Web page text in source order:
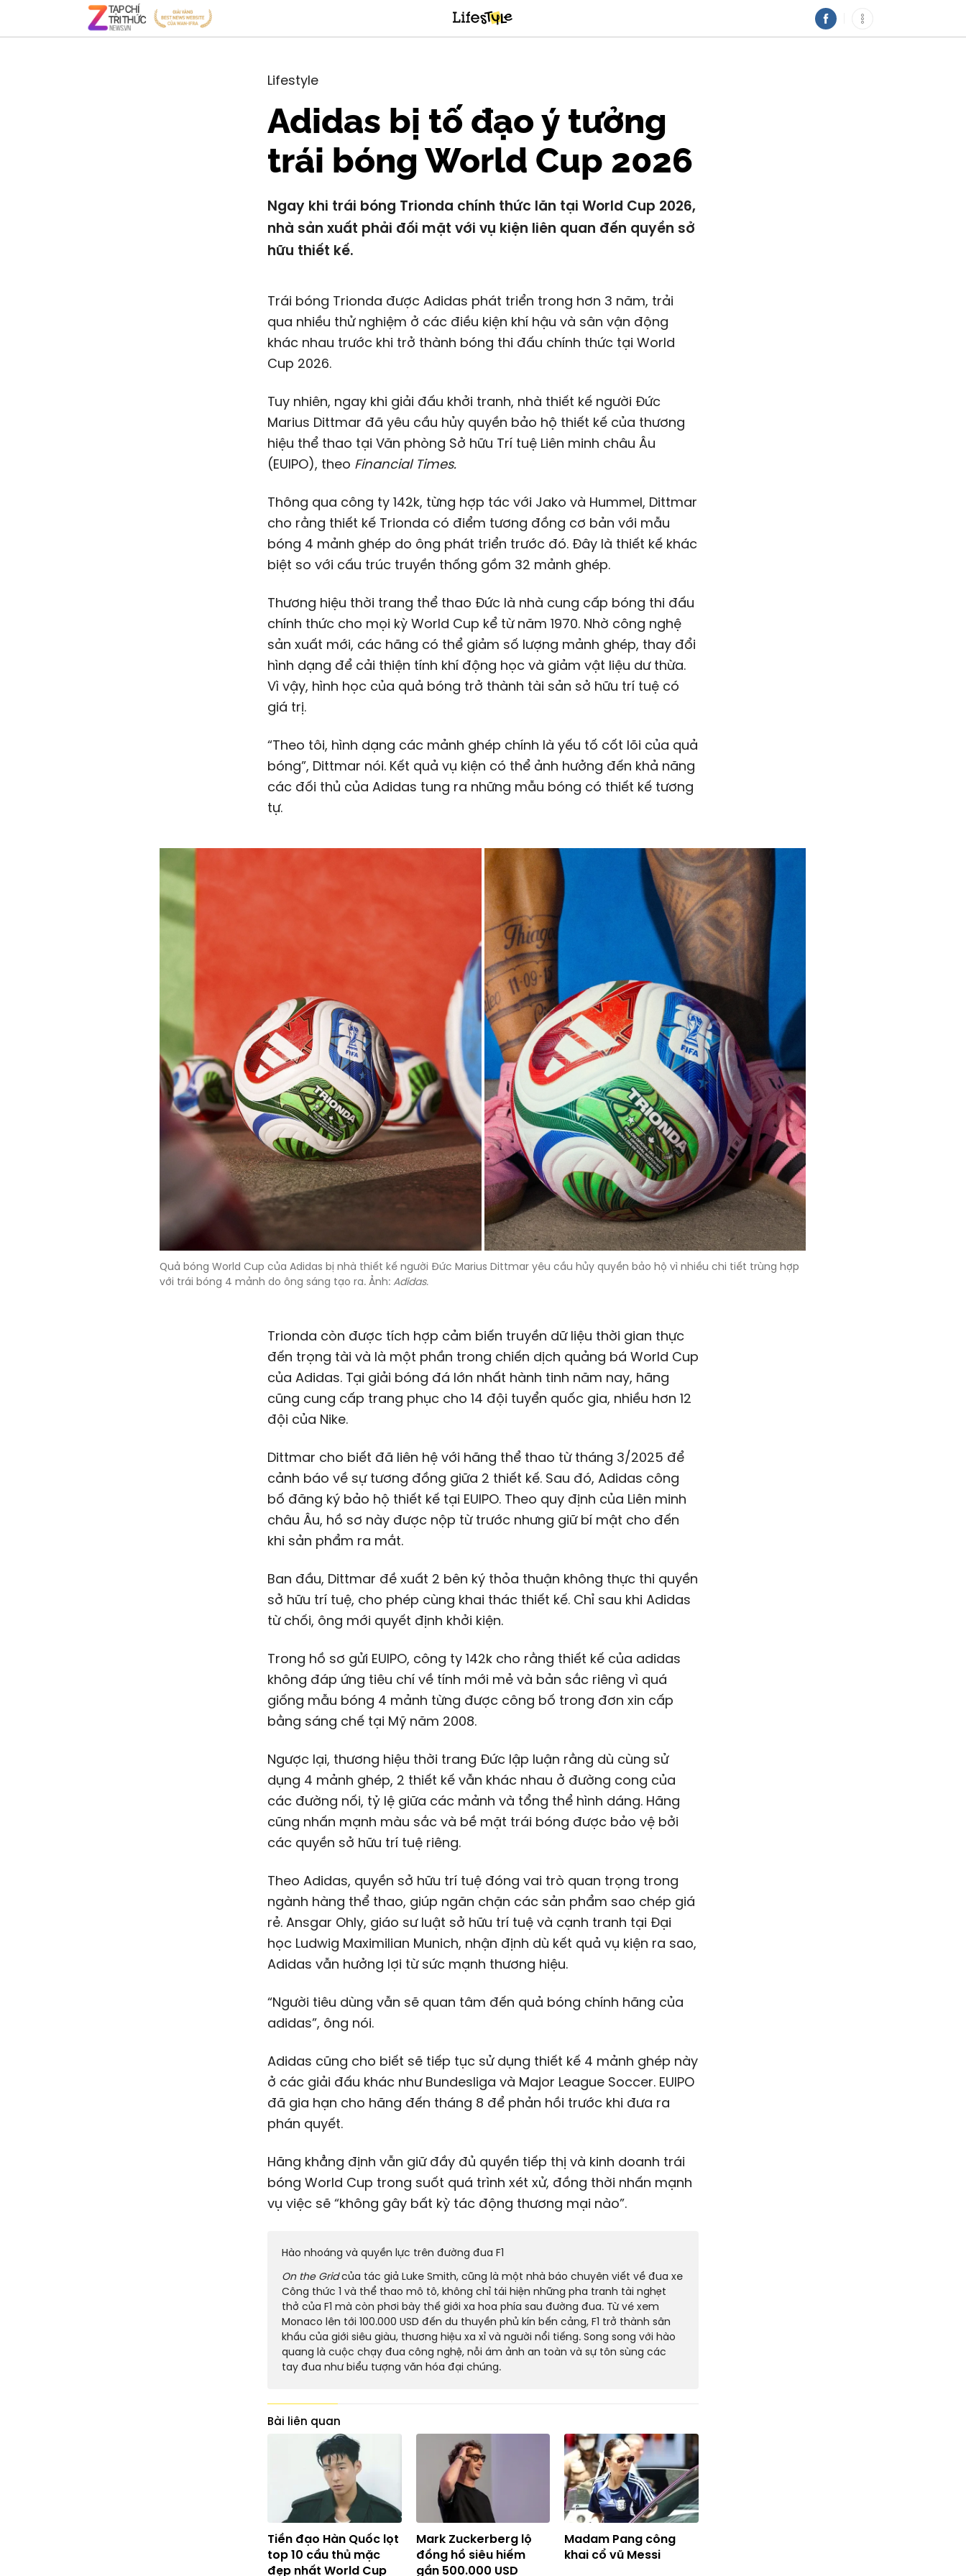
Lifestyle
Adidas bị tố đạo ý tưởng
trái bóng World Cup 2026
Ngay khi trái bóng Trionda chính thức lăn tại World Cup 2026,
nhà sản xuất phải đối mặt với vụ kiện liên quan đến quyền sở
hữu thiết kế.
Trái bóng Trionda được Adidas phát triển trong hơn 3 năm, trải
qua nhiều thử nghiệm ở các điều kiện khí hậu và sân vận động
khác nhau trước khi trở thành bóng thi đấu chính thức tại World
Cup 2026.
Tuy nhiên, ngay khi giải đấu khởi tranh, nhà thiết kế người Đức
Marius Dittmar đã yêu cầu hủy quyền bảo hộ thiết kế của thương
hiệu thể thao tại Văn phòng Sở hữu Trí tuệ Liên minh châu Âu
(EUIPO), theo Financial Times.
Thông qua công ty 142k, từng hợp tác với Jako và Hummel, Dittmar
cho rằng thiết kế Trionda có điểm tương đồng cơ bản với mẫu
bóng 4 mảnh ghép do ông phát triển trước đó. Đây là thiết kế khác
biệt so với cấu trúc truyền thống gồm 32 mảnh ghép.
Thương hiệu thời trang thể thao Đức là nhà cung cấp bóng thi đấu
chính thức cho mọi kỳ World Cup kể từ năm 1970. Nhờ công nghệ
sản xuất mới, các hãng có thể giảm số lượng mảnh ghép, thay đổi
hình dạng để cải thiện tính khí động học và giảm vật liệu dư thừa.
Vì vậy, hình học của quả bóng trở thành tài sản sở hữu trí tuệ có
giá trị.
“Theo tôi, hình dạng các mảnh ghép chính là yếu tố cốt lõi của quả
bóng”, Dittmar nói. Kết quả vụ kiện có thể ảnh hưởng đến khả năng
các đối thủ của Adidas tung ra những mẫu bóng có thiết kế tương
tự.
Quả bóng World Cup của Adidas bị nhà thiết kế người Đức Marius Dittmar yêu cầu hủy quyền bảo hộ vì nhiều chi tiết trùng hợp
với trái bóng 4 mảnh do ông sáng tạo ra. Ảnh: Adidas.
Trionda còn được tích hợp cảm biến truyền dữ liệu thời gian thực
đến trọng tài và là một phần trong chiến dịch quảng bá World Cup
của Adidas. Tại giải bóng đá lớn nhất hành tinh năm nay, hãng
cũng cung cấp trang phục cho 14 đội tuyển quốc gia, nhiều hơn 12
đội của Nike.
Dittmar cho biết đã liên hệ với hãng thể thao từ tháng 3/2025 để
cảnh báo về sự tương đồng giữa 2 thiết kế. Sau đó, Adidas công
bố đăng ký bảo hộ thiết kế tại EUIPO. Theo quy định của Liên minh
châu Âu, hồ sơ này được nộp từ trước nhưng giữ bí mật cho đến
khi sản phẩm ra mắt.
Ban đầu, Dittmar đề xuất 2 bên ký thỏa thuận không thực thi quyền
sở hữu trí tuệ, cho phép cùng khai thác thiết kế. Chỉ sau khi Adidas
từ chối, ông mới quyết định khởi kiện.
Trong hồ sơ gửi EUIPO, công ty 142k cho rằng thiết kế của adidas
không đáp ứng tiêu chí về tính mới mẻ và bản sắc riêng vì quá
giống mẫu bóng 4 mảnh từng được công bố trong đơn xin cấp
bằng sáng chế tại Mỹ năm 2008.
Ngược lại, thương hiệu thời trang Đức lập luận rằng dù cùng sử
dụng 4 mảnh ghép, 2 thiết kế vẫn khác nhau ở đường cong của
các đường nối, tỷ lệ giữa các mảnh và tổng thể hình dáng. Hãng
cũng nhấn mạnh màu sắc và bề mặt trái bóng được bảo vệ bởi
các quyền sở hữu trí tuệ riêng.
Theo Adidas, quyền sở hữu trí tuệ đóng vai trò quan trọng trong
ngành hàng thể thao, giúp ngăn chặn các sản phẩm sao chép giá
rẻ. Ansgar Ohly, giáo sư luật sở hữu trí tuệ và cạnh tranh tại Đại
học Ludwig Maximilian Munich, nhận định dù kết quả vụ kiện ra sao,
Adidas vẫn hưởng lợi từ sức mạnh thương hiệu.
“Người tiêu dùng vẫn sẽ quan tâm đến quả bóng chính hãng của
adidas”, ông nói.
Adidas cũng cho biết sẽ tiếp tục sử dụng thiết kế 4 mảnh ghép này
ở các giải đấu khác như Bundesliga và Major League Soccer. EUIPO
đã gia hạn cho hãng đến tháng 8 để phản hồi trước khi đưa ra
phán quyết.
Hãng khẳng định vẫn giữ đầy đủ quyền tiếp thị và kinh doanh trái
bóng World Cup trong suốt quá trình xét xử, đồng thời nhấn mạnh
vụ việc sẽ “không gây bất kỳ tác động thương mại nào”.
Hào nhoáng và quyền lực trên đường đua F1
On the Gridcủa tác giả Luke Smith, cũng là một nhà báo chuyên viết về đua xe
Công thức 1 và thể thao mô tô, không chỉ tái hiện những pha tranh tài nghẹt
thở của F1 mà còn phơi bày thế giới xa hoa phía sau đường đua. Từ vé xem
Monaco lên tới 100.000 USD đến du thuyền phủ kín bến cảng, F1 trở thành sân
khấu của giới siêu giàu, thương hiệu xa xỉ và người nổi tiếng. Song song với hào
quang là cuộc chạy đua công nghệ, nỗi ám ảnh an toàn và sự tôn sùng các
tay đua như biểu tượng văn hóa đại chúng.
Bài liên quan
Tiền đạo Hàn Quốc lọt
top 10 cầu thủ mặc
đẹp nhất World Cup
Mark Zuckerberg lộ
đồng hồ siêu hiếm
gần 500.000 USD
Madam Pang công
khai cổ vũ Messi